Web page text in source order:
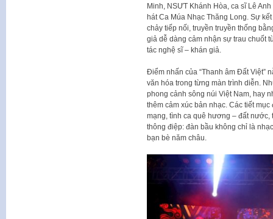
Minh, NSƯT Khánh Hòa, ca sĩ Lê
hát Ca Múa Nhạc Thăng Long. Sự
chảy tiếp nối, truyền truyền thống
giả dễ dàng cảm nhận sự trau chuốt
tác nghệ sĩ – khán giả.
Điểm nhấn của “Thanh âm Đất Việt”
văn hóa trong từng màn trình diễn.
phong cảnh sông núi Việt Nam, hay
thêm cảm xúc bản nhạc. Các tiết
mạng, tình ca quê hương – đất
thông điệp: đàn bầu không chỉ là
bạn bè năm châu.